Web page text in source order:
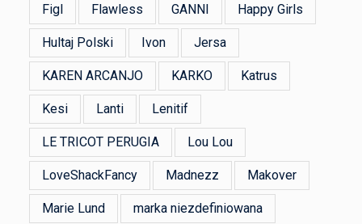
Figl Flawless GANNI Happy Girls
Hultaj Polski Ivon Jersa
KAREN ARCANJO KARKO Katrus
Kesi Lanti Lenitif
LE TRICOT PERUGIA Lou Lou
LoveShackFancy Madnezz Makover
Marie Lund marka niezdefiniowana